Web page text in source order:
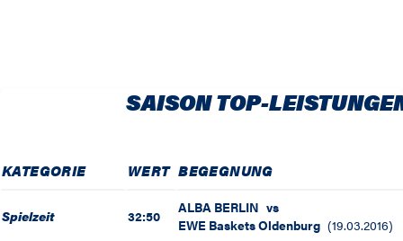
SAISON TOP-
KATEGORIE WERT BEGEGNUNG
Spielzeit 32:50 ALBA BERLIN vs
EWE Baskets Oldenburg (19.03.2016)